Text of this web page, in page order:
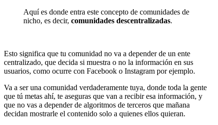
Aquí es donde entra este concepto de comunidades de
nicho, es decir, comunidades descentralizadas.
Esto significa que tu comunidad no va a depender de un ente
centralizado, que decida si muestra o no la información en sus
usuarios, como ocurre con Facebook o Instagram por ejemplo.
Va a ser una comunidad verdaderamente tuya, donde toda la gente
que tú metas ahí, te aseguras que van a recibir esa información, y
que no vas a depender de algoritmos de terceros que mañana
decidan mostrarle el contenido solo a quienes ellos quieran.